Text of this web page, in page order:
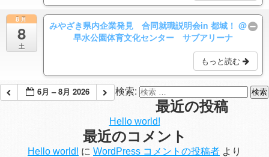
8月
8
土
みやざき県内企業発見 合同就職説明会in 都城！@
早水公園体育文化センター サブアリーナ
もっと読む
6月 – 8月 2026 検索:
最近の投稿
Hello world!
最近のコメント
Hello world! に WordPress コメントの投稿者 より